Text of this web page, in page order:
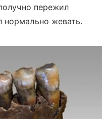
пережил
нормально жевать.